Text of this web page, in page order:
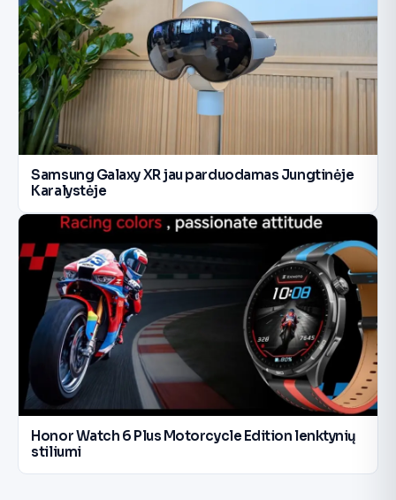
Samsung Galaxy XR jau parduodamas Jungtinėje
Karalystėje
Honor Watch 6 Plus Motorcycle Edition lenktynių
stiliumi